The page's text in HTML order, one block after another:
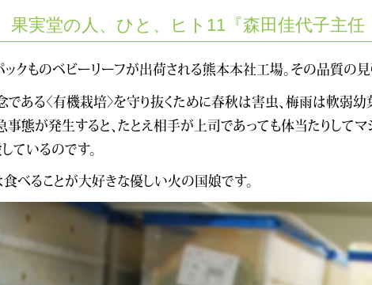
果実堂の人、ひと、ヒト11『森田佳代子主任
クものベビーリーフが出荷される熊本本社工場。その品質の
ある〈有機栽培〉を守り抜くために春秋は害虫、梅雨は軟弱
事態が発生すると、たとえ相手が上司であっても体当たりして
ているのです。
べることが大好きな優しい火の国娘です。